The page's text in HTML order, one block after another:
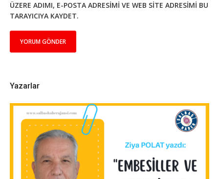
ÜZERE ADIMI, E-POSTA ADRESIMI VE WEB SITE ADRESIMI BU
TARAYICIYA KAYDET.
Yazarlar